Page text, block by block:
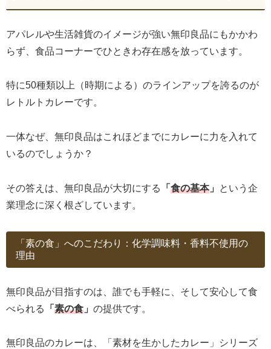
アパレルや生活雑貨のイメージが強い無印良品にもかかわ
らず、食品コーナーでひときわ存在感を放っています。
特に50種類以上（時期による）のラインアップを誇るのが
レトルトカレーです。
一体なぜ、無印良品はこれほどまでにカレーに力を入れて
いるのでしょうか？
その答えは、無印良品が大切にする 「 食の基本」
という企
業理念に深く根ざしています。
「素の食」へのこだわり：化学調味料・香料不使用の
理由
無印良品が目指すのは、誰でも手軽に、そして安心して食
べられる
「 素の食 」 の提供です。
無印良品のカレーは、「素材を生かしたカレー」シリーズ